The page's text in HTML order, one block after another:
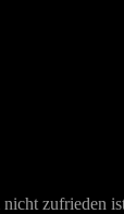
zufrieden